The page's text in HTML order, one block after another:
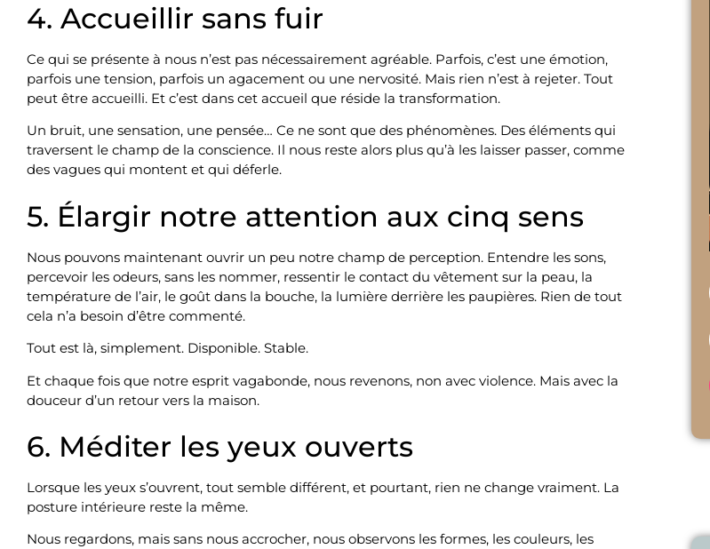
4. Accueillir sans fuir
Ce qui se présente à nous n’est pas nécessairement agréable. Parfois, c’est une émotion,
parfois une tension, parfois un agacement ou une nervosité. Mais rien n’est à rejeter. Tout
peut être accueilli. Et c’est dans cet accueil que réside la transformation.
Un bruit, une sensation, une pensée… Ce ne sont que des phénomènes. Des éléments qui
traversent le champ de la conscience. Il nous reste alors plus qu’à les laisser passer, comme
des vagues qui montent et qui déferle.
5. Élargir notre attention aux cinq sens
Nous pouvons maintenant ouvrir un peu notre champ de perception. Entendre les sons,
percevoir les odeurs, sans les nommer, ressentir le contact du vêtement sur la peau, la
température de l’air, le goût dans la bouche, la lumière derrière les paupières. Rien de tout
cela n’a besoin d’être commenté.
Tout est là, simplement. Disponible. Stable.
Et chaque fois que notre esprit vagabonde, nous revenons, non avec violence. Mais avec la
douceur d’un retour vers la maison.
6. Méditer les yeux ouverts
Lorsque les yeux s’ouvrent, tout semble différent, et pourtant, rien ne change vraiment. La
posture intérieure reste la même.
Nous regardons, mais sans nous accrocher, nous observons les formes, les couleurs, les